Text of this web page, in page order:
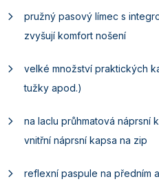
pružný pasový límec s
zvyšují komfort nošení
velké množství praktických
tužky apod.)
na laclu průhmatová náprsní
vnitřní náprsní kapsa na zip
reflexní paspule na předním